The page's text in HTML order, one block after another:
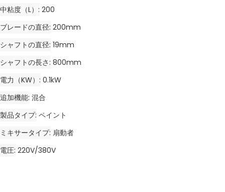
中粘度（L）
200
ブレードの直径 200mm
シャフトの直径 19mm
シャフトの長さ 800mm
電力（kW）
0.1kW
追加機能 混合
製品タイプ ペイント
ミキサータイプ 扇動者
電圧 220V/380V